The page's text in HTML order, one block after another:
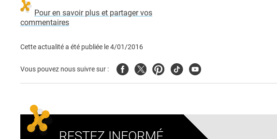
Pour en savoir plus et partager vos
commentaires
Cette actualité a été publiée le4/01/2016
Vous pouvez nous suivre sur : FacebookTwitterPinterest
TiktokYoutube